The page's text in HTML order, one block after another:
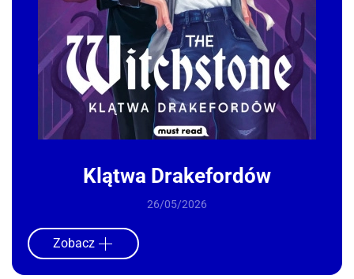
Klątwa Drakefordów
26/05/2026
Zobacz